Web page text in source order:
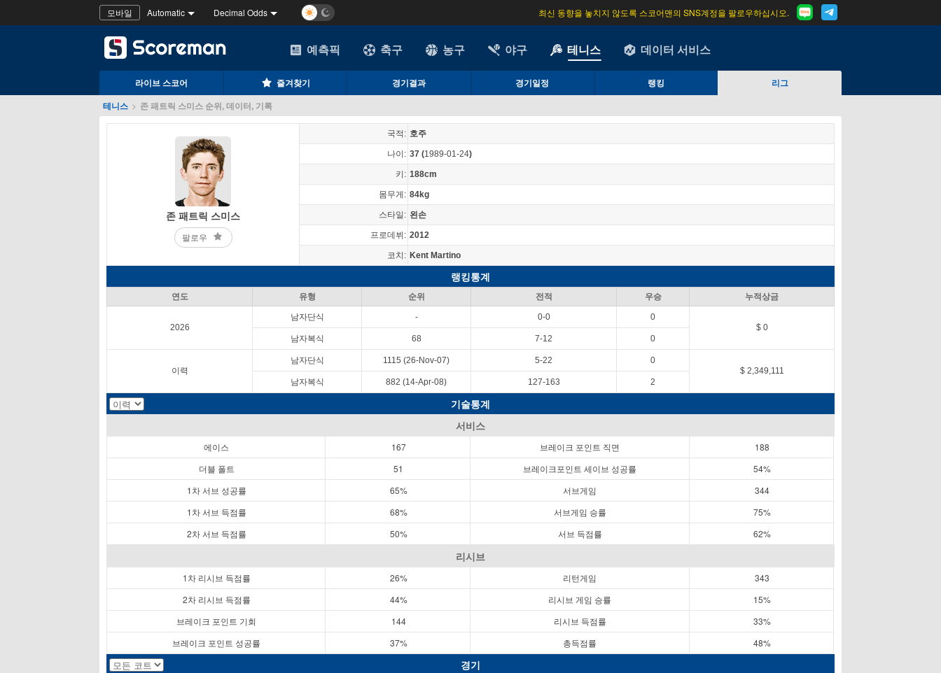
모바일 Automatic Decimal Odds 최신 동향을 놓치지 않도록 스코어맨의 SNS계정을 팔로우하십시오.
예측픽 축구 농구 야구 테니스 데이터 서비스
라이브 스코어 즐겨찾기 경기결과 경기일정 랭킹
리그
테니스 > 존 패트릭 스미스 순위, 데이터, 기록
존 패트릭 스미스
팔로우
국적: 호주
나이: 37 (1989-01-24)
키: 188cm
몸무게: 84kg
스타일: 왼손
프로데뷔: 2012
코치: Kent Martino
랭킹통계
연도 유형 순위 전적 우승 누적상금
2026
남자단식 - 0-0
0
$ 0
남자복식
68 7-12 0
이력
남자단식 1115 (26-Nov-07) 5-22
0
$ 2,349,111
남자복식
882 (14-Apr-08) 127-163 2
기술통계
서비스
에이스 167 브레이크 포인트 직면
188
더블 폴트
51 브레이크포인트 세이브 성공률
54%
1차 서브 성공률
65% 서브게임
344
1차 서브 득점률
68% 서브게임 승률
75%
2차 서브 득점률
50% 서브 득점률 62%
리시브
1차 리시브 득점률 26% 리턴게임
343
2차 리시브 득점률
44% 리시브 게임 승률
15%
브레이크 포인트 기회
144 리시브 득점률
33%
브레이크 포인트 성공률
37% 총득점률 48%
경기